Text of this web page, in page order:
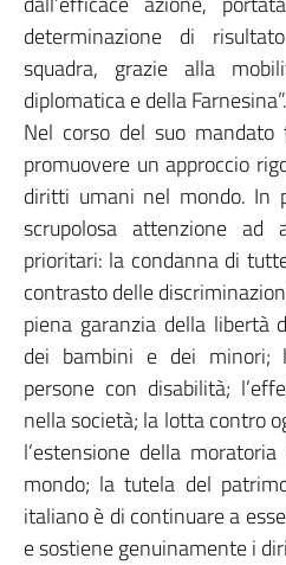
determinazione di
squadra, grazie alla
diplomatica e della Farnesina”.
Nel corso del suo mandato
promuovere un approccio
diritti umani nel mondo. In
scrupolosa attenzione
prioritari: la condanna di
contrasto delle
piena garanzia della libertà
dei bambini e dei minori;
persone con disabilità;
nella società; la lotta contro
l’estensione della
mondo; la tutela del
italiano è di continuare a
e sostiene genuinamente i